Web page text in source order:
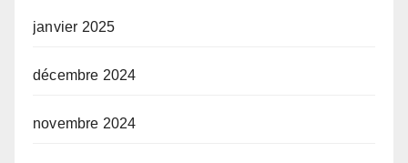
janvier 2025
décembre 2024
novembre 2024